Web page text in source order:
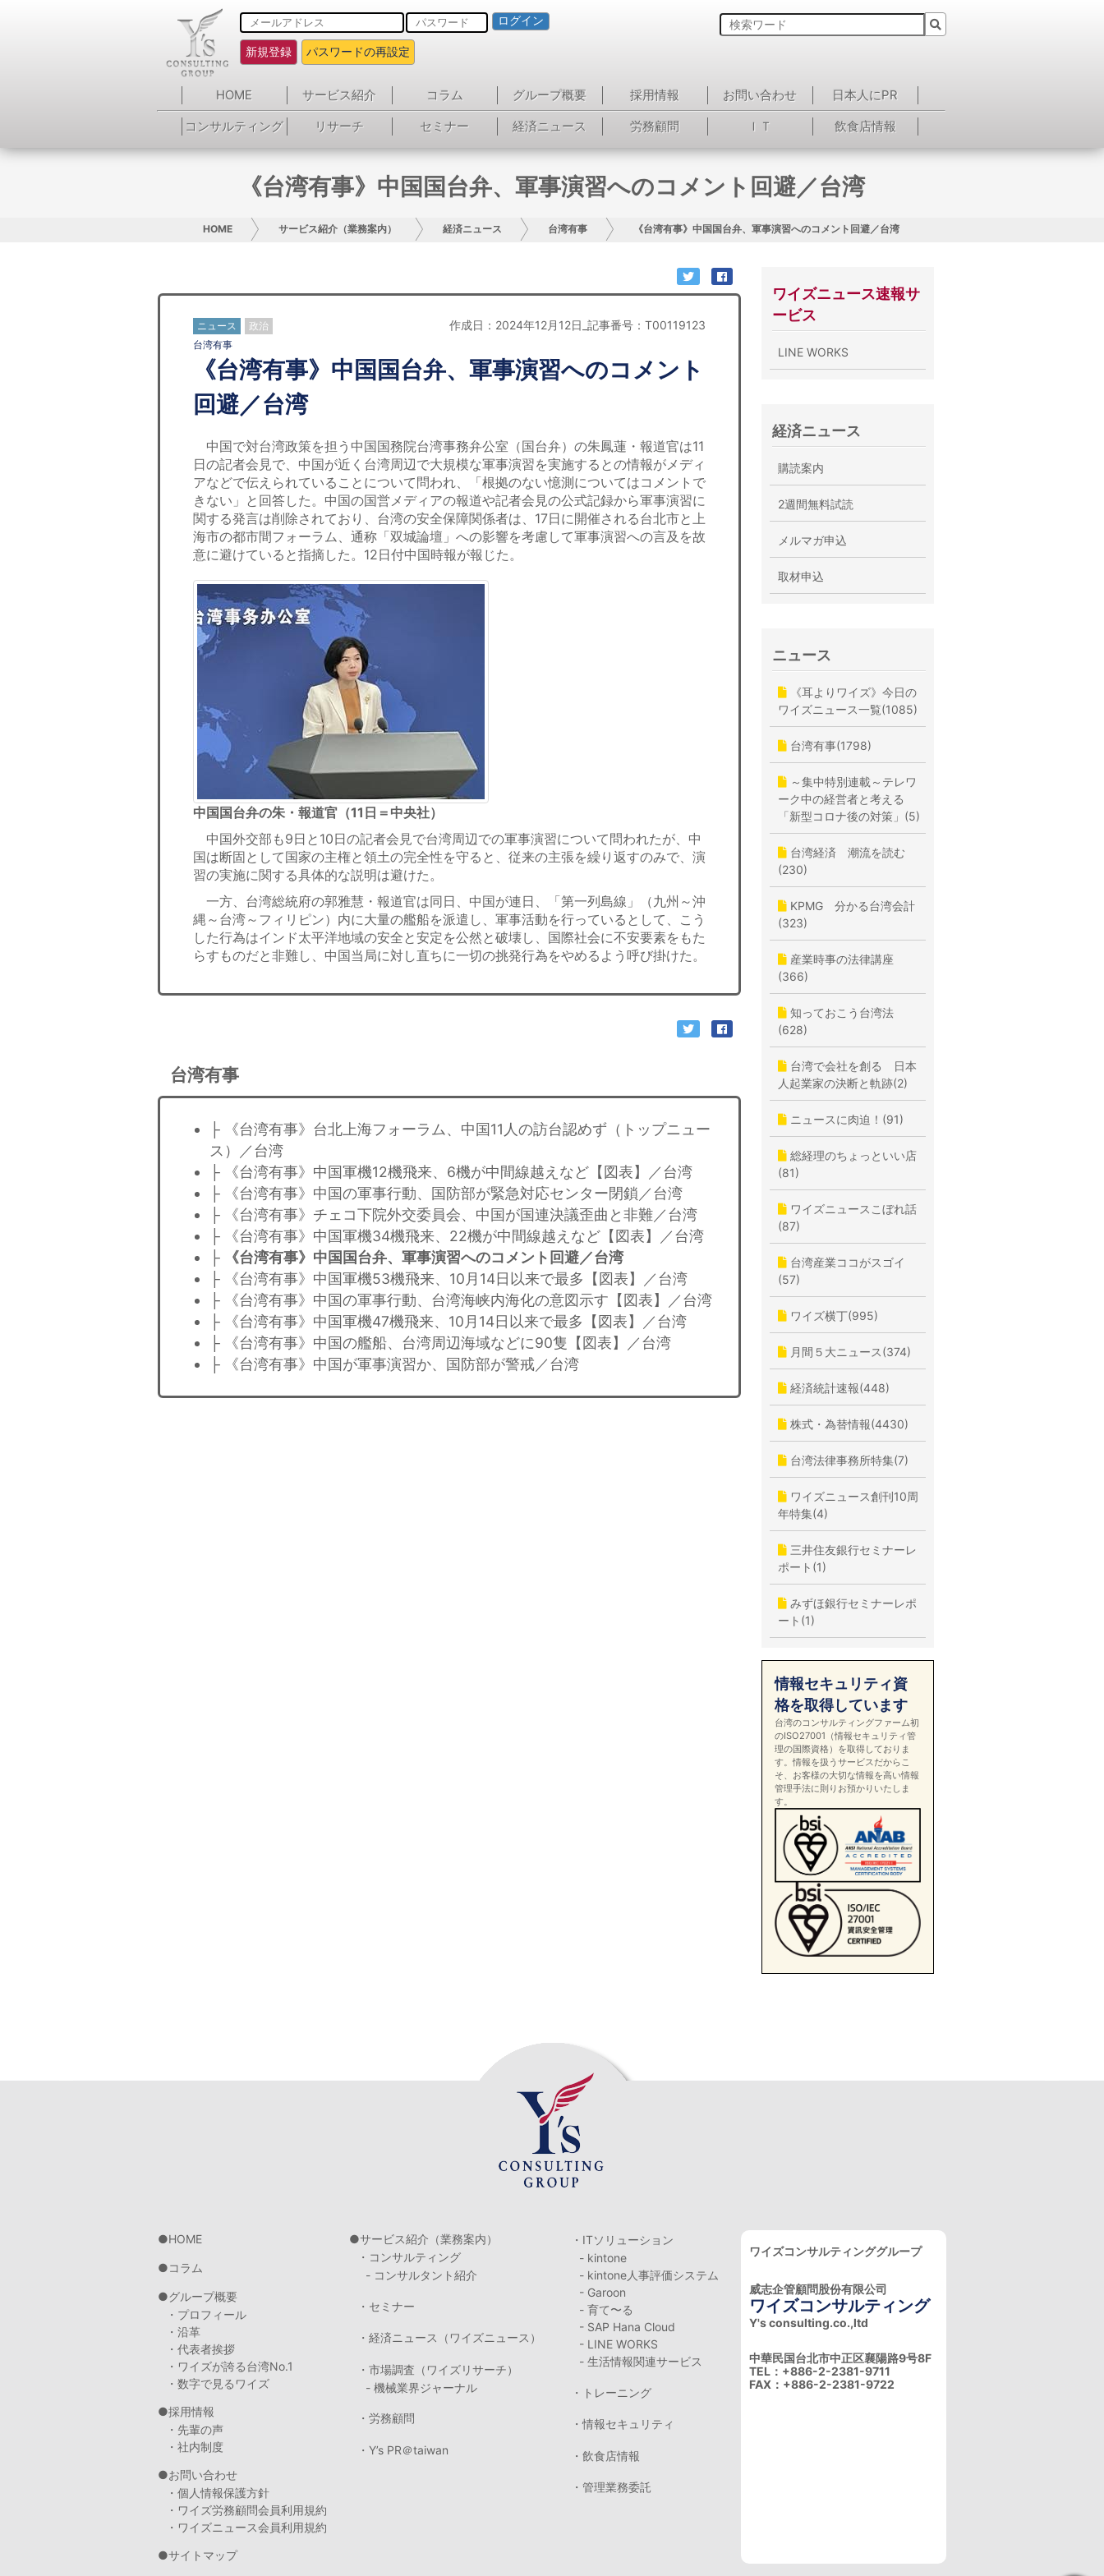
ログイン
新規登録 パスワードの再設定
HOME サービス紹介 コラム グループ概要 採用情報 お問い合わせ
日本人にPR
コンサルティング
リサーチ セミナー 経済ニュース 労務顧問 ＩＴ 飲食店情報
《台湾有事》中国国台弁、軍事演習へのコメント回避／台湾
HOME サービス紹介（業務案内） 経済ニュース 台湾有事 《台湾有事》中国国台弁、軍事演習へのコメント回避／台湾
ニュース 政治 作成日：2024年12月12日_記事番号：T00119123
台湾有事
《台湾有事》中国国台弁、軍事演習へのコメント
回避／台湾
中国で対台湾政策を担う中国国務院台湾事務弁公室（国台弁）の朱鳳蓮・報道官は11
日の記者会見で、中国が近く台湾周辺で大規模な軍事演習を実施するとの情報がメディ
アなどで伝えられていることについて問われ、「根拠のない憶測についてはコメントで
きない」と回答した。中国の国営メディアの報道や記者会見の公式記録から軍事演習に
関する発言は削除されており、台湾の安全保障関係者は、17日に開催される台北市と上
海市の都市間フォーラム、通称「双城論壇」への影響を考慮して軍事演習への言及を故
意に避けていると指摘した。12日付中国時報が報じた。
中国国台弁の朱・報道官（11日＝中央社）
中国外交部も9日と10日の記者会見で台湾周辺での軍事演習について問われたが、中
国は断固として国家の主権と領土の完全性を守ると、従来の主張を繰り返すのみで、演
習の実施に関する具体的な説明は避けた。
一方、台湾総統府の郭雅慧・報道官は同日、中国が連日、「第一列島線」（九州～沖
縄～台湾～フィリピン）内に大量の艦船を派遣し、軍事活動を行っているとして、こう
した行為はインド太平洋地域の安全と安定を公然と破壊し、国際社会に不安要素をもた
らすものだと非難し、中国当局に対し直ちに一切の挑発行為をやめるよう呼び掛けた。
台湾有事
├ 《台湾有事》台北上海フォーラム、中国11人の訪台認めず（トップニュー
ス）／台湾
├ 《台湾有事》中国軍機12機飛来、6機が中間線越えなど【図表】／台湾
├ 《台湾有事》中国の軍事行動、国防部が緊急対応センター閉鎖／台湾
├ 《台湾有事》チェコ下院外交委員会、中国が国連決議歪曲と非難／台湾
├ 《台湾有事》中国軍機34機飛来、22機が中間線越えなど【図表】／台湾
├
《台湾有事》中国国台弁、軍事演習へのコメント回避／台湾
├ 《台湾有事》中国軍機53機飛来、10月14日以来で最多【図表】／台湾
├ 《台湾有事》中国の軍事行動、台湾海峡内海化の意図示す【図表】／台湾
├ 《台湾有事》中国軍機47機飛来、10月14日以来で最多【図表】／台湾
├ 《台湾有事》中国の艦船、台湾周辺海域などに90隻【図表】／台湾
├ 《台湾有事》中国が軍事演習か、国防部が警戒／台湾
ワイズニュース速報サ
ービス
LINE WORKS
経済ニュース
購読案内
2週間無料試読
メルマガ申込
取材申込
ニュース
《耳よりワイズ》今日の
ワイズニュース一覧(1085)
台湾有事(1798)
～集中特別連載～テレワ
ーク中の経営者と考える
「新型コロナ後の対策」(5)
台湾経済 潮流を読む
(230)
KPMG 分かる台湾会計
(323)
産業時事の法律講座
(366)
知っておこう台湾法
(628)
台湾で会社を創る 日本
人起業家の決断と軌跡(2)
ニュースに肉迫！(91)
総経理のちょっといい店
(81)
ワイズニュースこぼれ話
(87)
台湾産業ココがスゴイ
(57)
ワイズ横丁(995)
月間５大ニュース(374)
経済統計速報(448)
株式・為替情報(4430)
台湾法律事務所特集(7)
ワイズニュース創刊10周
年特集(4)
三井住友銀行セミナーレ
ポート(1)
みずほ銀行セミナーレポ
ート(1)
情報セキュリティ資
格を取得しています
台湾のコンサルティングファーム初
のISO27001（情報セキュリティ管
理の国際資格）を取得しておりま
す。情報を扱うサービスだからこ
そ、お客様の大切な情報を高い情報
管理手法に則りお預かりいたしま
す。
HOME
コラム
グループ概要
・プロフィール
・沿革
・代表者挨拶
・ワイズが誇る台湾No.1
・数字で見るワイズ
採用情報
・先輩の声
・社内制度
お問い合わせ
・個人情報保護方針
・ワイズ労務顧問会員利用規約
・ワイズニュース会員利用規約
サイトマップ
サービス紹介（業務案内）
・コンサルティング
- コンサルタント紹介
・セミナー
・経済ニュース（ワイズニュース）
・市場調査（ワイズリサーチ）
- 機械業界ジャーナル
・労務顧問
・Y’s PR＠taiwan
・ITソリューション
- kintone
- kintone人事評価システム
- Garoon
- 育て〜る
- SAP Hana Cloud
- LINE WORKS
- 生活情報関連サービス
・トレーニング
・情報セキュリティ
・飲食店情報
・管理業務委託
ワイズコンサルティンググループ
威志企管顧問股份有限公司
ワイズコンサルティング
Y's consulting.co.,ltd
中華民国台北市中正区襄陽路9号8F
TEL：+886-2-2381-9711
FAX：+886-2-2381-9722